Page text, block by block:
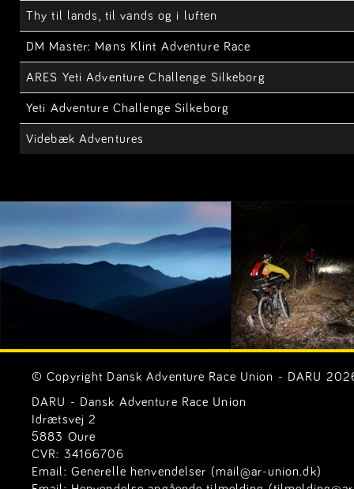
Thy til lands, til vands og i luften
DM Master: Møns Klint Adventure Race
ARES Yeti Adventure Challenge Silkeborg
Yeti Adventure Challenge Silkeborg
Videbæk Adventures
© Copyright Dansk Adventure Race Union - DARU
DARU - Dansk Adventure Race Union
Idrætsvej 2
5883 Oure
CVR: 34166706
Email: Generelle henvendelser (mail@ar-union.dk)